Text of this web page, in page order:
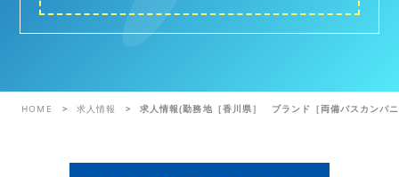
HOME 求人情報 求人情報(勤務地［香川県］ ブランド［両備バスカンパ